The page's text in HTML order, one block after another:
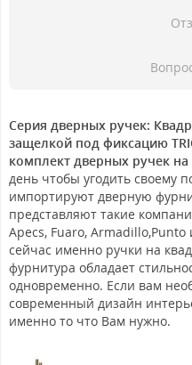
Серия дверных ручек:
защелкой под фиксацию
комплект дверных ручек на
день чтобы угодить своему
импортируют дверную
представляют такие
Apecs, Fuaro,
сейчас именно ручки на
фурнитура обладает
одновременно. Если вам
современный дизайн
именно то что Вам нужно.